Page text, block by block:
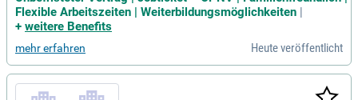
darbeit bzw. in der Durchführung erlebnispädagogischer Proj
ekte wünschenswert; Umfassende Methodenkenntnisse in d
Flexible Arbeitszeiten | Weiterbildungsmöglichkeiten |
+ weitere Benefits
mehr erfahren Heute veröffentlicht